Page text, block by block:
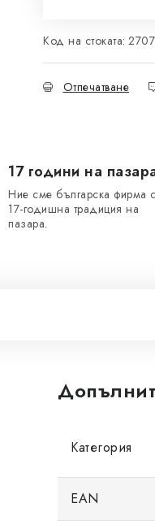
Код на стоката:
Отпечатване
17 години на
Ние сме българска фирма
17-годишна традиция на
пазара.
Категория
EAN